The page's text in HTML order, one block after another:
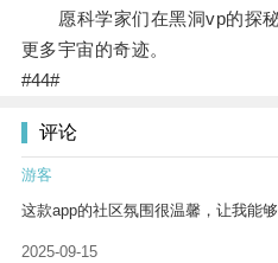
愿科学家们在黑洞vp的探秘
更多宇宙的奇迹。
#44#
评论
游客
这款app的社区氛围很温馨，让我能够
2025-09-15